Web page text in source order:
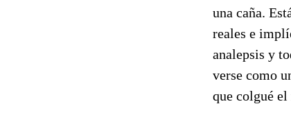
una caña.
reales e
analepsis y
verse como
que colgué el